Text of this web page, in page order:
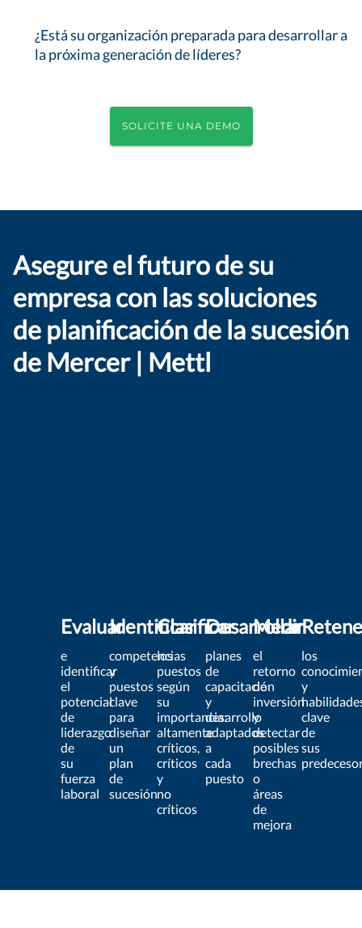
¿Está su organización preparada para desarrollar a
la próxima generación de líderes?
SOLICITE UNA DEMO
Asegure el futuro de su
empresa con las soluciones
de planificación de la sucesión
de Mercer | Mettl
Evaluar
e
identificar
el
potencial
de
liderazgo
de
su
fuerza
laboral
Identificar
competencias
y
puestos
clave
para
diseñar
un
plan
de
sucesión
Clasificar
los
puestos
según
su
importancia:
altamente
críticos,
críticos
y
no
críticos
Desarrollar
planes
de
capacitación
y
desarrollo
adaptados
a
cada
puesto
Medir
el
retorno
de
inversión
y
detectar
posibles
brechas
o
áreas
de
mejora
los
y
clave
de
sus